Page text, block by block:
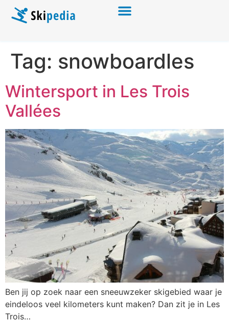
Tag: snowboardles
Wintersport in Les Trois
Vallées
Ben jij op zoek naar een sneeuwzeker skigebied waar je
eindeloos veel kilometers kunt maken? Dan zit je in Les
Trois…